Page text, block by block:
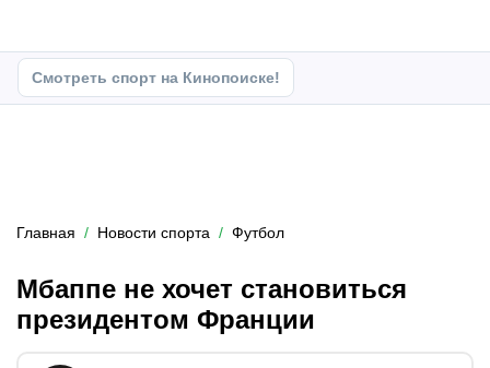
Смотреть спорт на Кинопоиске!
Главная Новости спорта Футбол
Мбаппе не хочет становиться
президентом Франции